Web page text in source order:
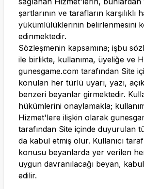
şartlarının ve tarafların karşılıklı
yükümlülüklerinin belirlenmesini
edinmektedir.
Sözleşmenin kapsamına; işbu
ile birlikte, kullanıma, üyeliğe ve
gunesgame.com tarafından Site
konulan her türlü uyarı, yazı,
benzeri beyanlar girmektedir.
hükümlerini onaylamakla;
Hizmet'lere ilişkin olarak
tarafından Site içinde duyurulan
da kabul etmiş olur. Kullanıcı
konusu beyanlarda yer verilen
uygun davranılacağı beyan,
edilir.